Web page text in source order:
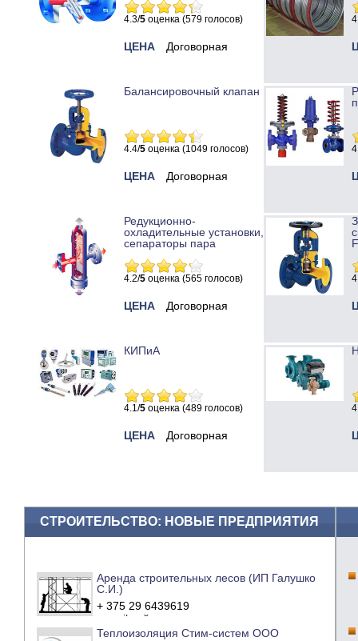
4.3/5 оценка (579 голосов)
ЦЕНА Договорная
Балансировочный клапан
4.4/5 оценка (1049 голосов)
ЦЕНА Договорная
Редукционно-
охладительные установки,
сепараторы пара
4.2/5 оценка (565 голосов)
ЦЕНА Договорная
КИПиА
4.1/5 оценка (489 голосов)
ЦЕНА Договорная
СТРОИТЕЛЬСТВО: НОВЫЕ ПРЕДПРИЯТИЯ
Аренда строительных лесов (ИП Галушко
С.И.)
+ 375 29 6439619
e-mail
сайт компании
Теплоизоляция Стим-систем ООО